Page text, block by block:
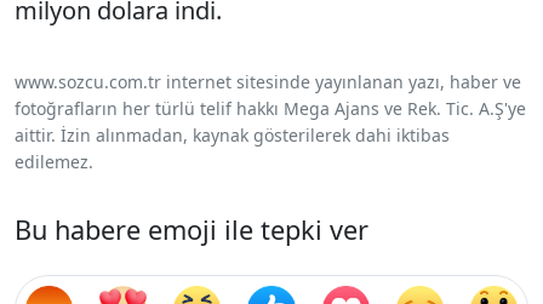
milyon dolara indi.
www.sozcu.com.tr internet sitesinde yayınlanan yazı, haber ve
fotoğrafların her türlü telif hakkı Mega Ajans ve Rek. Tic. A.Ş'ye
aittir. İzin alınmadan, kaynak gösterilerek dahi iktibas
edilemez.
Bu habere emoji ile tepki ver